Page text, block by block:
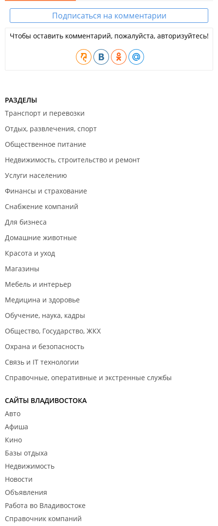
Подписаться на комментарии
Чтобы оставить комментарий, пожалуйста, авторизуйтесь!
РАЗДЕЛЫ
Транспорт и перевозки
Отдых, развлечения, спорт
Общественное питание
Недвижимость, строительство и ремонт
Услуги населению
Финансы и страхование
Снабжение компаний
Для бизнеса
Домашние животные
Красота и уход
Магазины
Мебель и интерьер
Медицина и здоровье
Обучение, наука, кадры
Общество, Государство, ЖКХ
Охрана и безопасность
Связь и IT технологии
Справочные, оперативные и экстренные службы
САЙТЫ ВЛАДИВОСТОКА
Авто
Афиша
Кино
Базы отдыха
Недвижимость
Новости
Объявления
Работа во Владивостоке
Справочник компаний